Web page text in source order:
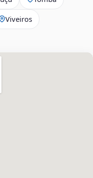
Viveiros